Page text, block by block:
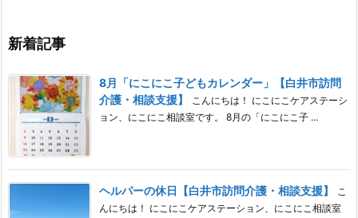
新着記事
8月「にこにこ子どもカレンダー」【白井市訪問
介護・相談支援】
こんにちは！ にこにこケアステーシ
ョン、にこにこ相談室です。 8月の「にこにこ子 ...
ヘルパーの休日【白井市訪問介護・相談支援】
こ
んにちは！ にこにこケアステーション、にこにこ相談室